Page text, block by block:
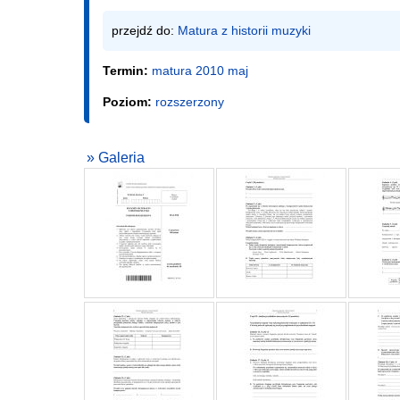
przejdź do: Matura z historii muzyki
Termin: matura 2010 maj
Poziom: rozszerzony
» Galeria